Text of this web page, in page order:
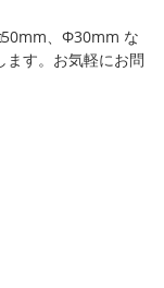
、Φ30mm な
ます。お気軽にお問